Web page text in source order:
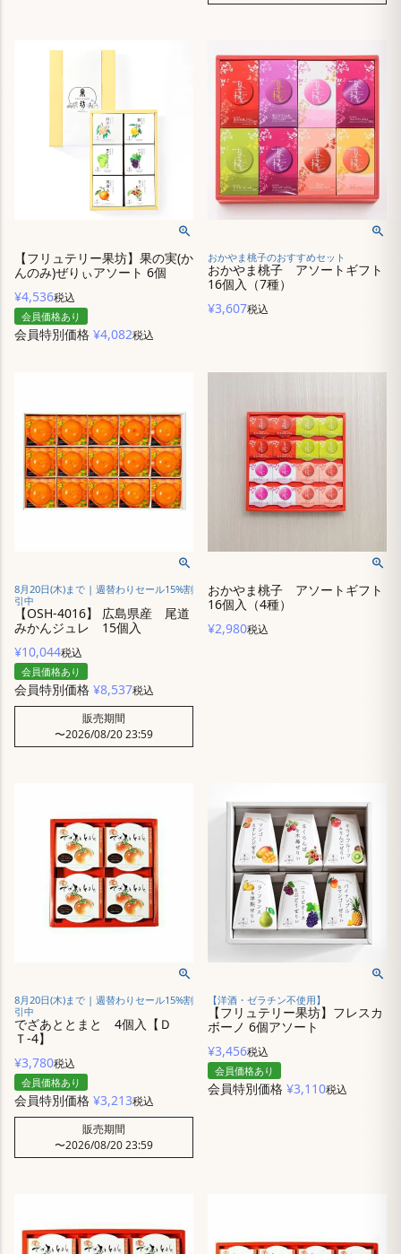
【フリュテリー果坊】果の実(か
んのみ)ぜりぃアソート 6個
¥4,536税込
会員価格あり
会員特別価格 ¥4,082税込
おかやま桃子のおすすめセット
おかやま桃子 アソートギフト
16個入（7種）
¥3,607税込
8月20日(木)まで | 週替わりセール15%割
引中
【OSH-4016】 広島県産 尾道
みかんジュレ 15個入
¥10,044税込
会員価格あり
会員特別価格 ¥8,537税込
販売期間
〜2026/08/20 23:59
おかやま桃子 アソートギフト
16個入（4種）
¥2,980税込
8月20日(木)まで | 週替わりセール15%割
引中
でざあととまと 4個入【Ｄ
Ｔ-4】
¥3,780税込
会員価格あり
会員特別価格 ¥3,213税込
販売期間
〜2026/08/20 23:59
【洋酒・ゼラチン不使用】
【フリュテリー果坊】フレスカ
ボーノ 6個アソート
¥3,456税込
会員価格あり
会員特別価格 ¥3,110税込